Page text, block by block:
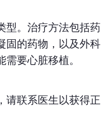
型。治疗方法包括药
固的药物，以及外科
要心脏移植。
请联系医生以获得正